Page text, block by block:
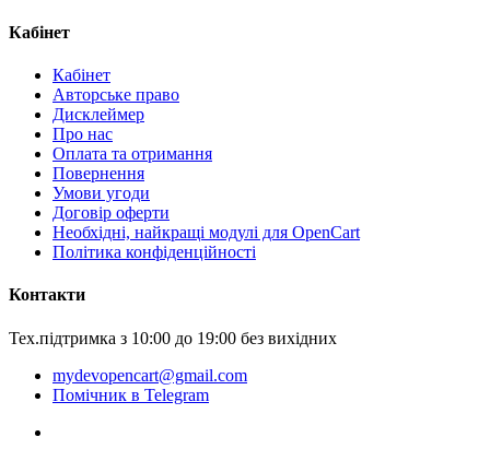
Кабінет
Кабінет
Авторське право
Дисклеймер
Про нас
Оплата та отримання
Повернення
Умови угоди
Договір оферти
Необхідні, найкращі модулі для OpenCart
Політика конфіденційності
Контакти
Тех.підтримка з 10:00 до 19:00 без вихідних
mydevopencart@gmail.com
Помічник в Telegram